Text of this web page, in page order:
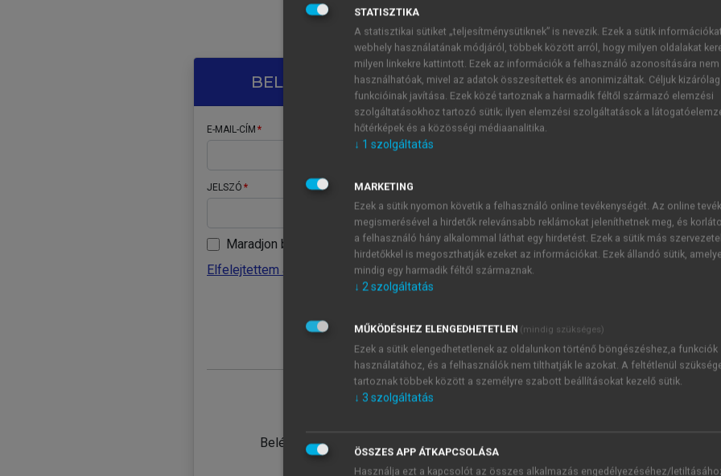
A regisztráció után a
BELÉPÉS SAJÁT FIÓKKAL
E-MAIL-CÍM
JELSZÓ
Maradjon belépve
Elfelejtettem a jelszavamat
Belépés intézményi azonosítóval
ÚJ FIÓK
1 óra
JELSZÓ
Kérek értesítést a MeRSZ
Kérek értesítést az
STATISZTIKA
A statisztikai sütiket „teljesítménysütiknek” is nevezik. Ezek a sütik
webhely használatának módjáról, többek között arról, hogy milyen oldalakat
milyen linkekre kattintott. Ezek az információk a felhasználó azonosítására nem
használhatóak, mivel az adatok összesítettek és anonimizáltak. Céljuk
funkcióinak javítása. Ezek közé tartoznak a harmadik féltől származó elemzési
szolgáltatásokhoz tartozó sütik; ilyen elemzési szolgáltatások a
hőtérképek és a közösségi médiaanalitika.
↓ 1 szolgáltatás
MARKETING
Ezek a sütik nyomon követik a felhasználó online tevékenységét. Az online
megismerésével a hirdetők relevánsabb reklámokat jeleníthetnek meg, és
a felhasználó hány alkalommal láthat egy hirdetést. Ezek a sütik más
hirdetőkkel is megoszthatják ezeket az információkat. Ezek állandó sütik,
mindig egy harmadik féltől származnak.
↓ 2szolgáltatás
MŰKÖDÉSHEZ ELENGEDHETETLEN (mindig szükséges)
Ezek a sütik elengedhetetlenek az oldalunkon történő böngészéshez,a funkciók
használatához, és a felhasználók nem tilthatják le azokat. A feltétlenül
tartoznak többek között a személyre szabott beállításokat kezelő sütik.
↓ 3 szolgáltatás
ÖSSZES APP ÁTKAPCSOLÁSA
Használja ezt a kapcsolót az összes alkalmazás engedélyezéséhez/